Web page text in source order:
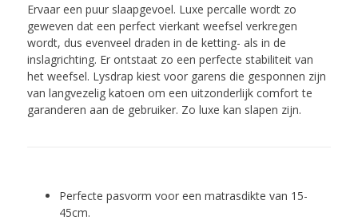
Ervaar een puur slaapgevoel. Luxe percalle wordt zo
geweven dat een perfect vierkant weefsel verkregen
wordt, dus evenveel draden in de ketting- als in de
inslagrichting. Er ontstaat zo een perfecte stabiliteit van
het weefsel. Lysdrap kiest voor garens die gesponnen zijn
van langvezelig katoen om een uitzonderlijk comfort te
garanderen aan de gebruiker. Zo luxe kan slapen zijn.
Perfecte pasvorm voor een matrasdikte van 15-
45cm.